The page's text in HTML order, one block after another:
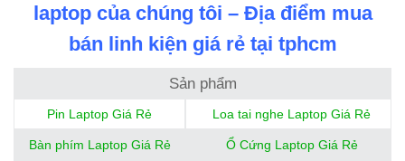
laptop của chúng tôi – Địa điểm mua
bán linh kiện giá rẻ tại tphcm
Sản phẩm
Pin Laptop Giá Rẻ Loa tai nghe Laptop Giá Rẻ
Bàn phím Laptop Giá Rẻ Ổ Cứng Laptop Giá Rẻ